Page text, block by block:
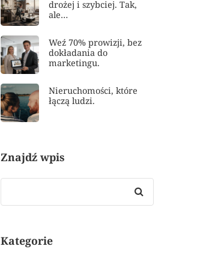
drożej i szybciej. Tak,
ale…
Weź 70% prowizji, bez
dokładania do
marketingu.
Nieruchomości, które
łączą ludzi.
Znajdź wpis
Kategorie